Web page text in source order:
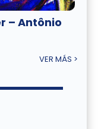
– Antônio
VER MÁS >